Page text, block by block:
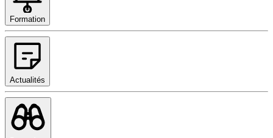
Formation
Actualités